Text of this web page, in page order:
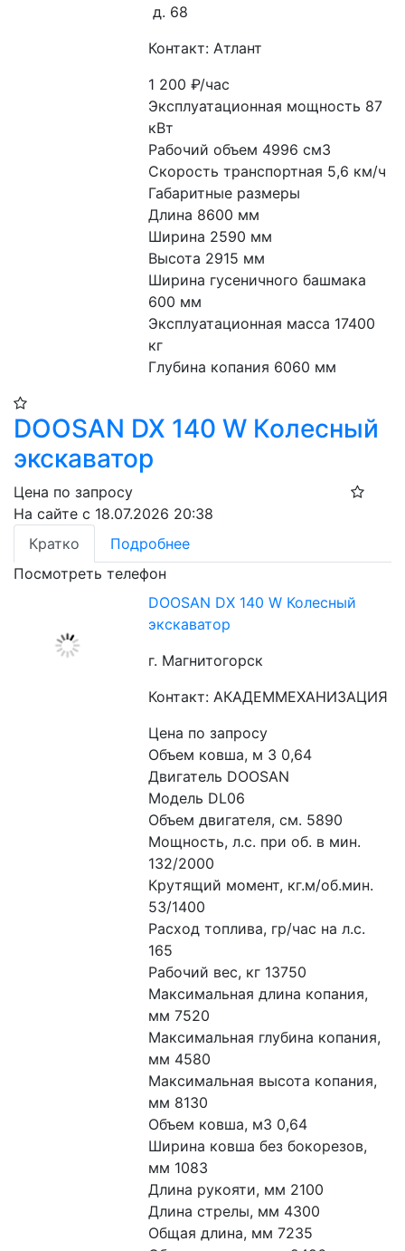
д. 68
Контакт: Атлант
1 200₽/час
Эксплуатационная мощность 87
кВт
Рабочий объем 4996 см3
Скорость транспортная 5,6 км/ч
Габаритные размеры
Длина 8600 мм
Ширина 2590 мм
Высота 2915 мм
Ширина гусеничного башмака
600 мм
Эксплуатационная масса 17400
кг
Глубина копания 6060 мм
DOOSAN DX 140 W Колесный
экскаватор
Цена по запросу
На сайте с 18.07.2026 20:38
Кратко
Подробнее
Посмотреть телефон
DOOSAN DX 140 W Колесный
экскаватор
г. Магнитогорск
Контакт: АКАДЕММЕХАНИЗАЦИЯ
Цена по запросу
Объем ковша, м 3 0,64
Двигатель DOOSAN
Модель DL06
Объем двигателя, см. 5890
Мощность, л.с. при об. в мин.
132/2000
Крутящий момент, кг.м/об.мин.
53/1400
Расход топлива, гр/час на л.с.
165
Рабочий вес, кг 13750
Максимальная длина копания,
мм 7520
Максимальная глубина копания,
мм 4580
Максимальная высота копания,
мм 8130
Объем ковша, м3 0,64
Ширина ковша без бокорезов,
мм 1083
Длина рукояти, мм 2100
Длина стрелы, мм 4300
Общая длина, мм 7235